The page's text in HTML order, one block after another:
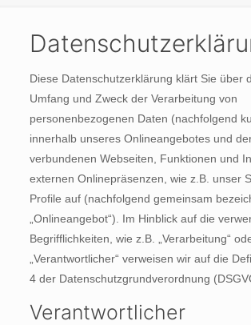
Diese Datenschutzerklärung klärt Sie über
Umfang und Zweck der Verarbeitung von
personenbezogenen Daten (nachfolgend
innerhalb unseres Onlineangebotes und
verbundenen Webseiten, Funktionen und
externen Onlinepräsenzen, wie z.B. unser
Profile auf (nachfolgend gemeinsam
„Onlineangebot“). Im Hinblick auf die
Begrifflichkeiten, wie z.B. „Verarbeitung“
„Verantwortlicher“ verweisen wir auf die
4 der Datenschutzgrundverordnung
Verantwortlicher